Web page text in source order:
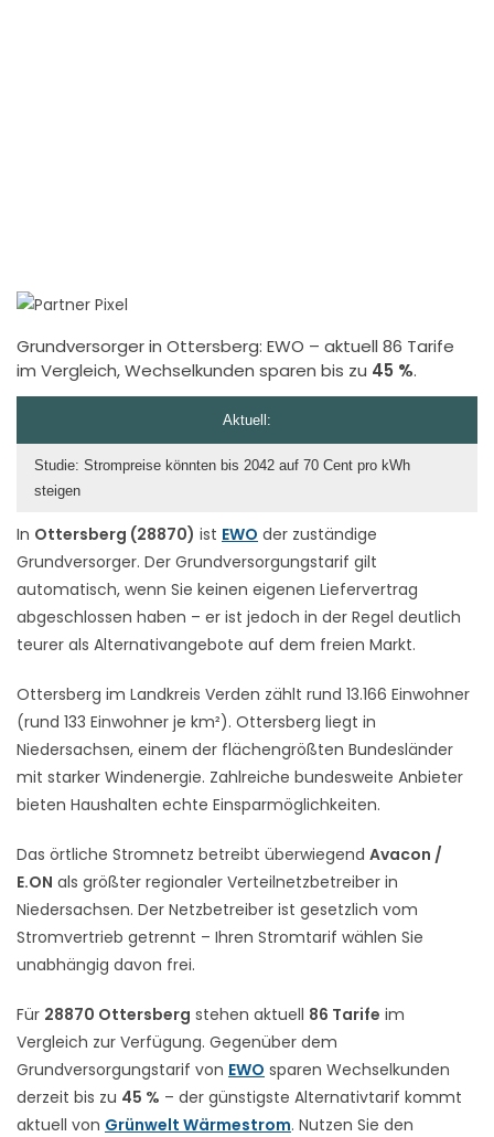
Grundversorger in Ottersberg: EWO – aktuell 86 Tarife
im Vergleich, Wechselkunden sparen bis zu 45 %.
In Ottersberg (28870) ist EWO der zuständige
Grundversorger. Der Grundversorgungstarif gilt
automatisch, wenn Sie keinen eigenen Liefervertrag
abgeschlossen haben – er ist jedoch in der Regel deutlich
teurer als Alternativangebote auf dem freien Markt.
Ottersberg im Landkreis Verden zählt rund 13.166 Einwohner
(rund 133 Einwohner je km²). Ottersberg liegt in
Niedersachsen, einem der flächengrößten Bundesländer
mit starker Windenergie. Zahlreiche bundesweite Anbieter
bieten Haushalten echte Einsparmöglichkeiten.
Das örtliche Stromnetz betreibt überwiegend Avacon /
E.ON als größter regionaler Verteilnetzbetreiber in
Niedersachsen. Der Netzbetreiber ist gesetzlich vom
Stromvertrieb getrennt – Ihren Stromtarif wählen Sie
unabhängig davon frei.
Für 28870 Ottersberg stehen aktuell 86 Tarife im
Vergleich zur Verfügung. Gegenüber dem
Grundversorgungstarif von EWO sparen Wechselkunden
derzeit bis zu 45 % – der günstigste Alternativtarif kommt
aktuell von Grünwelt Wärmestrom. Nutzen Sie den
Aktuell:
Studie: Strompreise könnten bis 2042 auf 70 Cent pro kWh
steigen